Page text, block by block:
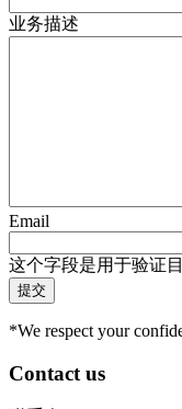
业务描述
Email
这个字段是用于验证
*We respect your
Contact us